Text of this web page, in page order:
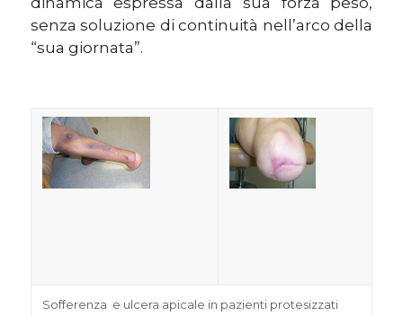
senza soluzione di continuità nell’arco della
“sua giornata”.
Sofferenza e ulcera apicale in pazienti protesizzati